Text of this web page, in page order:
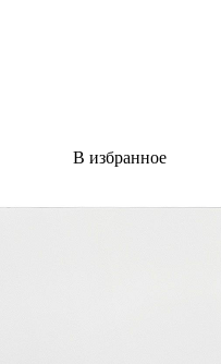
В избранное